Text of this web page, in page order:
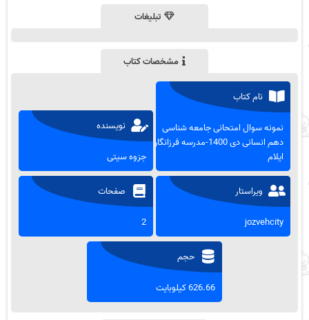
تبلیغات
مشخصات کتاب
نام کتاب
نمونه سوال امتحانی جامعه شناسی
دهم انسانی دی 1400-مدرسه فرزانگان
ایلام
نویسنده
جزوه سیتی
ویراستار
jozvehcity
صفحات
2
حجم
626.66 کیلوبایت